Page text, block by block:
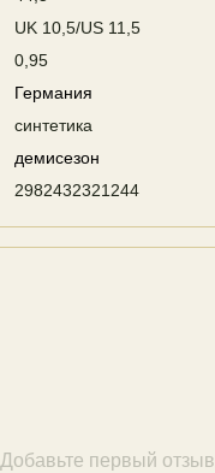
UK 10,5/US 11,5
0,95
Германия
синтетика
демисезон
2982432321244
Добавьте первый отзыв